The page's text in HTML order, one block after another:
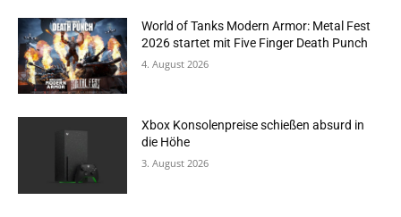
World of Tanks Modern Armor: Metal Fest
2026 startet mit Five Finger Death Punch
4. August 2026
Xbox Konsolenpreise schießen absurd in
die Höhe
3. August 2026